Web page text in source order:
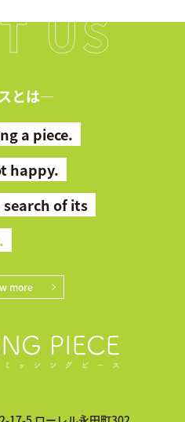
とは―
a piece.
happy.
of its
more